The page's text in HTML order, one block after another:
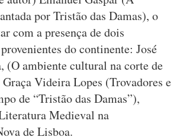
por Tristão das Damas), o
com a presença de dois
do continente: José
(O ambiente cultural na corte de
Videira Lopes (Trovadores e
de “Tristão das Damas”),
Medieval na
de Lisboa.